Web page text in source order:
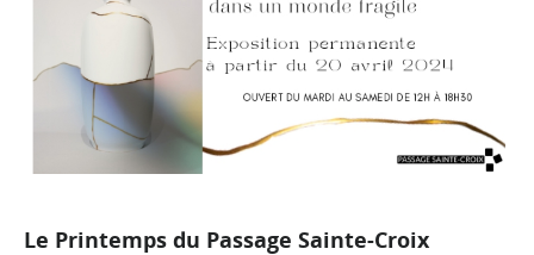
Le Printemps du Passage Sainte-Croix